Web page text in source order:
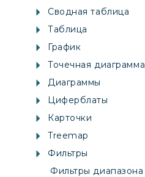
Сводная таблица
Таблица
График
Точечная диаграмма
Диаграммы
Циферблаты
Карточки
Treemap
Фильтры
Фильтры диапазона